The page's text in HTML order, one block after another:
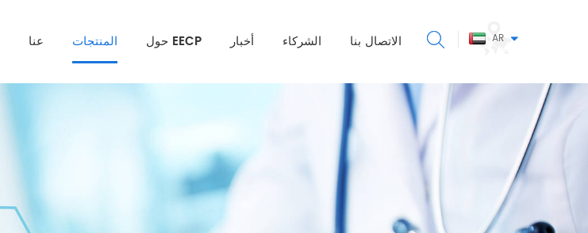
AR عنا المنتجات حول EECP أخبار الشركاء الاتصال بنا